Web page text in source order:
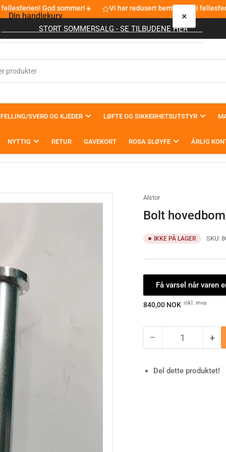
God sommer!☀️ Vi har redusert bemanning i
STORT SOMMERSALG - SE TILBUDENE HER
SVERD OG KJEDER LØFTE OG SIKKERHETSUTSTYR
NYTTIG RETUR GAVEKORT ROSA SLØYFE ÅRLIG
Alstor
Bolt
IKKE PÅ LAGER SKU:
Få varsel når varen
Ordinærpis
840,00 NOK inkl. mva
− Minske
Bolt
Antall +Øk
Bolt
Del dette produktet!
Din handlekurv ×